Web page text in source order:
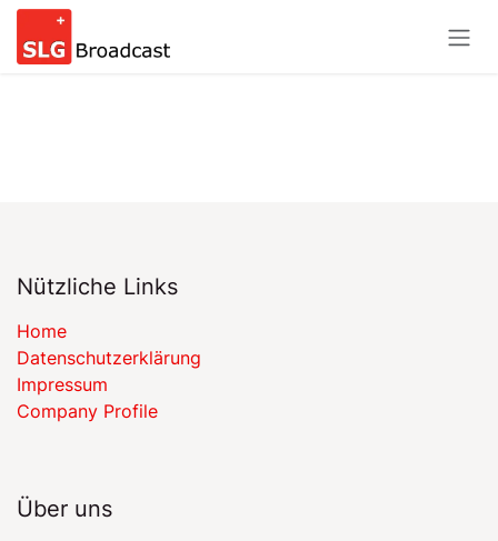
Zum Inhalt springen
Nützliche Links
Home
​​Datenschutzerklärung​​
Impressum
Company Profile
Über uns